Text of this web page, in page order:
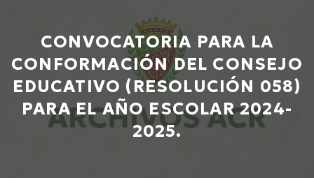
CONVOCATORIA PARA LA
CONFORMACIÓN DEL CONSEJO
EDUCATIVO (RESOLUCIÓN 058)
PARA EL AÑO ESCOLAR 2024-
2025.